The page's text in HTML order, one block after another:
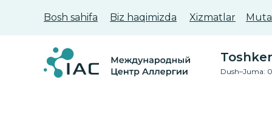
Bosh sahifa Biz haqimizda Xizmatlar
Dush–Juma: